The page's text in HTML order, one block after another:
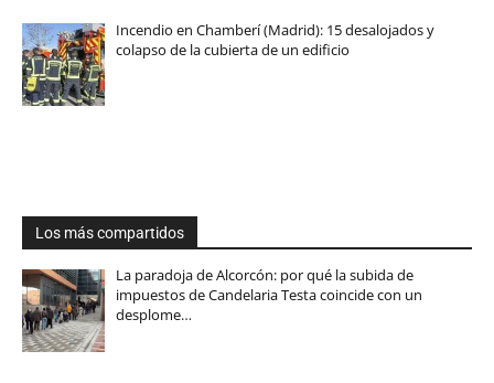
Incendio en Chamberí (Madrid): 15 desalojados y
colapso de la cubierta de un edificio
Los más compartidos
La paradoja de Alcorcón: por qué la subida de
impuestos de Candelaria Testa coincide con un
desplome…